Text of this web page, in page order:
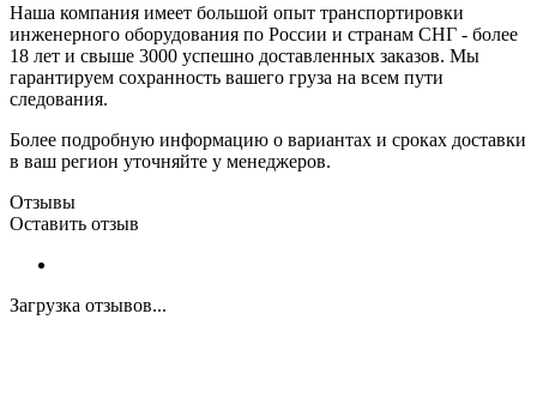
Наша компания имеет большой опыт транспортировки
инженерного оборудования по России и странам СНГ - более
18 лет и свыше 3000 успешно доставленных заказов. Мы
гарантируем сохранность вашего груза на всем пути
следования.
Более подробную информацию о вариантах и сроках доставки
в ваш регион уточняйте у менеджеров.
Отзывы
Оставить отзыв
Загрузка отзывов...